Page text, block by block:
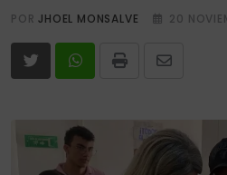
PORJHOEL MONSALVE 20
Print
Share